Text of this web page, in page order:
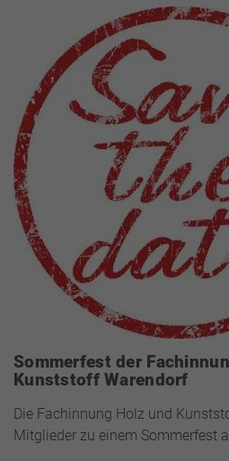
Sommerfest der
Kunststoff Warendorf
Die Fachinnung Holz und
Mitglieder zu einem Sommerfest